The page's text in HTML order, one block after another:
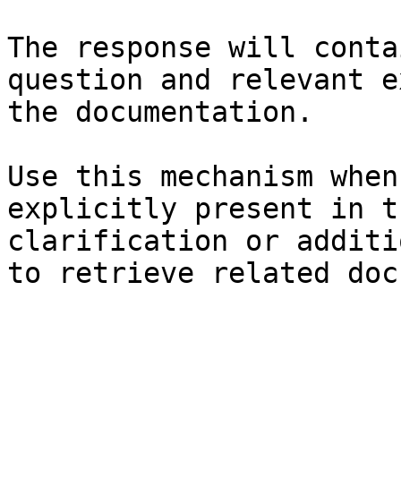
The response will
question and relevant
the documentation.
Use this mechanism
explicitly present in
clarification or